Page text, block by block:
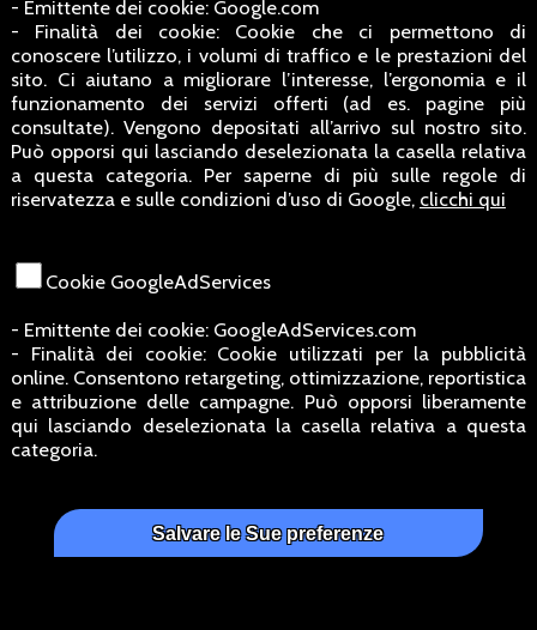
- Emittente dei cookie: Google.com
- Finalità dei cookie: Cookie che ci permettono di
conoscere l’utilizzo, i volumi di traffico e le prestazioni del
sito. Ci aiutano a migliorare l’interesse, l’ergonomia e il
funzionamento dei servizi offerti (ad es. pagine più
consultate). Vengono depositati all’arrivo sul nostro sito.
Può opporsi qui lasciando deselezionata la casella relativa
a questa categoria. Per saperne di più sulle regole di
riservatezza e sulle condizioni d’uso di Google, clicchi qui
Cookie GoogleAdServices
- Emittente dei cookie: GoogleAdServices.com
- Finalità dei cookie: Cookie utilizzati per la pubblicità
online. Consentono retargeting, ottimizzazione, reportistica
e attribuzione delle campagne. Può opporsi liberamente
qui lasciando deselezionata la casella relativa a questa
categoria.